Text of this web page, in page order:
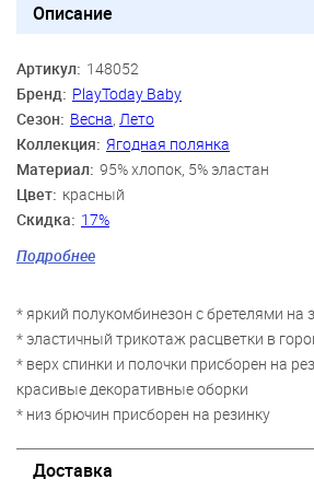
Описание
Артикул: 148052
Бренд: PlayToday Baby
Сезон: Весна, Лето
Коллекция: Ягодная полянка
Материал: 95% хлопок, 5% эластан
Цвет: красный
Скидка: 17%
Девочки
Возраст: 9 мес., 12 мес., 18 мес., 2 года
Подробнее
* яркий полукомбинезон с бретелями на
* эластичный трикотаж расцветки в
* верх спинки и полочки присборен на
красивые декоративные оборки
* низ брючин присборен на резинку
Доставка